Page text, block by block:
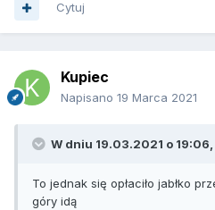
Cytuj
Kupiec
Napisano 19 Marca 2021
W dniu 19.03.2021 o 19:06,
To jednak się opłaciło jabłko
góry idą